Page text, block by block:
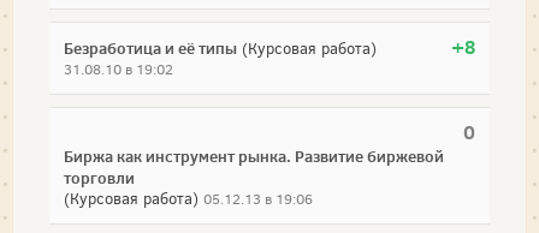
+8
Безработица и её типы (Курсовая работа)
31.08.10 в 19:02
0
Биржа как инструмент рынка. Развитие биржевой
торговли
(Курсовая работа) 05.12.13 в 19:06